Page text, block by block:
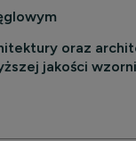
oraz
jakości